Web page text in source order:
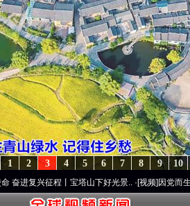
10
9
8
7
6
5
4
3
2
1
征程丨宝塔山下好光景..·[视频]因党而生 为党而